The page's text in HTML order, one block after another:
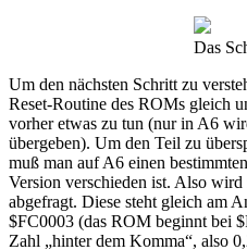
Das
Um den nächsten Schritt zu
Reset-Routine des ROMs gleich
vorher etwas zu tun (nur in A6
übergeben). Um den Teil zu
muß man auf A6 einen
Version verschieden ist. Also
abgefragt. Diese steht gleich am
$FC0003 (das ROM beginnt bei
Zahl „hinter dem Komma“, also